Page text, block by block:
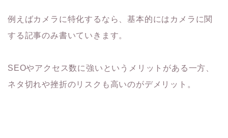
例えばカメラに特化するなら、基本的にはカメラに関
する記事のみ書いていきます。
SEOやアクセス数に強いというメリットがある一方、
ネタ切れや挫折のリスクも高いのがデメリット。